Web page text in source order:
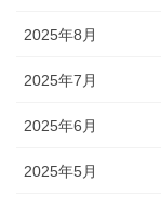
2025年8月
2025年7月
2025年6月
2025年5月